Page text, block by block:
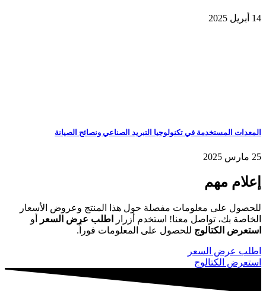
14 أبريل 2025
المعدات المستخدمة في تكنولوجيا التبريد الصناعي ونصائح الصيانة
25 مارس 2025
إعلام مهم
للحصول على معلومات مفصلة حول هذا المنتج وعروض الأسعار
الخاصة بك، تواصل معنا! استخدم أزرار
اطلب عرض السعر
أو
استعرض الكتالوج للحصول على المعلومات فوراً.
اطلب عرض السعر
استعرض الكتالوج